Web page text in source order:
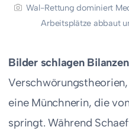
Wal-Rettung dominiert
Arbeitsplätze abbaut
Bilder schlagen
eine Münchnerin, die
springt. Während